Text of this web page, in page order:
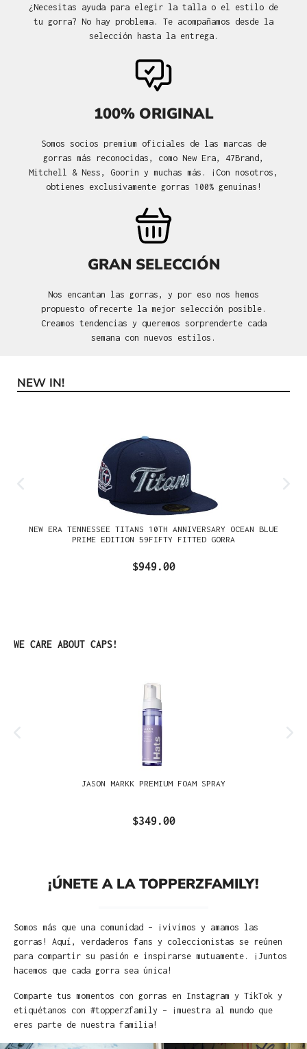
¿Necesitas ayuda para elegir la talla o el estilo de
tu gorra? No hay problema. Te acompañamos desde la
selección hasta la entrega.
100% ORIGINAL
Somos socios premium oficiales de las marcas de
gorras más reconocidas, como New Era, 47Brand,
Mitchell & Ness, Goorin y muchas más. ¡Con nosotros,
obtienes exclusivamente gorras 100% genuinas!
GRAN SELECCIÓN
Nos encantan las gorras, y por eso nos hemos
propuesto ofrecerte la mejor selección posible.
Creamos tendencias y queremos sorprenderte cada
semana con nuevos estilos.
Omitir la galería de productos
NEW IN!
NEW ERA TENNESSEE TITANS 10TH ANNIVERSARY OCEAN BLUE
PRIME EDITION 59FIFTY FITTED GORRA
$949.00
Omitir la galería de productos
WE CARE ABOUT CAPS!
JASON MARKK PREMIUM FOAM SPRAY
$349.00
¡ÚNETE A LA TOPPERZFAMILY!
Somos más que una comunidad – ¡vivimos y amamos las
gorras! Aquí, verdaderos fans y coleccionistas se reúnen
para compartir su pasión e inspirarse mutuamente. ¡Juntos
hacemos que cada gorra sea única!
Comparte tus momentos con gorras en Instagram y TikTok y
etiquétanos con #topperzfamily – ¡muestra al mundo que
eres parte de nuestra familia!